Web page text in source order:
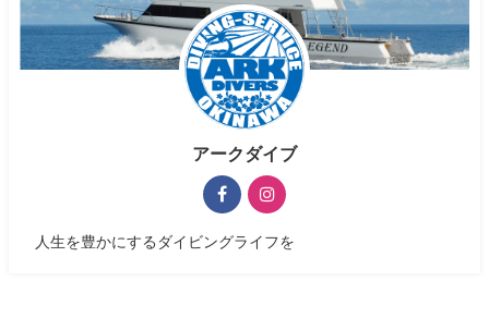
アークダイブ
人生を豊かにするダイビングライフを